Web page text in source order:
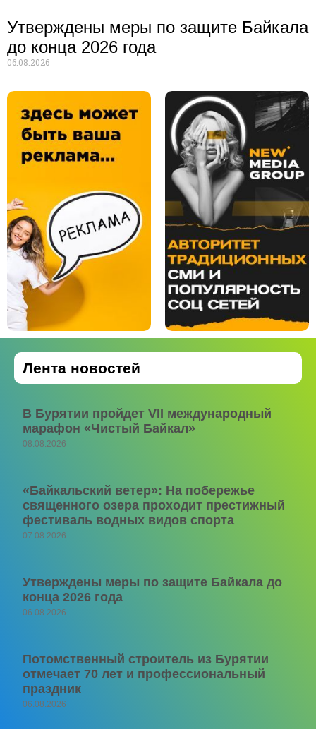
Утверждены меры по защите Байкала
до конца 2026 года
06.08.2026
Лента новостей
В Бурятии пройдет VII международный
марафон «Чистый Байкал»
08.08.2026
«Байкальский ветер»: На побережье
священного озера проходит престижный
фестиваль водных видов спорта
07.08.2026
Утверждены меры по защите Байкала до
конца 2026 года
06.08.2026
Потомственный строитель из Бурятии
отмечает 70 лет и профессиональный
праздник
06.08.2026